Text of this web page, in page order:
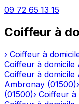
09 72 65 13 15
Coiffeur à
› Coiffeur à
Coiffeur à domicile
Coiffeur à domicile
Ambronay (01500)›
(01500)› Coiffeur à